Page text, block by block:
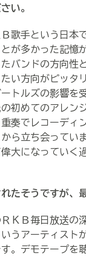
い。
歌手という日本
が多かった記憶
バンドの方向性
い方向がピッタ
ルズの影響を
初めてのアレン
重奏でレコーデ
ら立ち会ってい
になっていく
たそうですが、
ＫＢ毎日放送の
うアーティスト
。デモテープを